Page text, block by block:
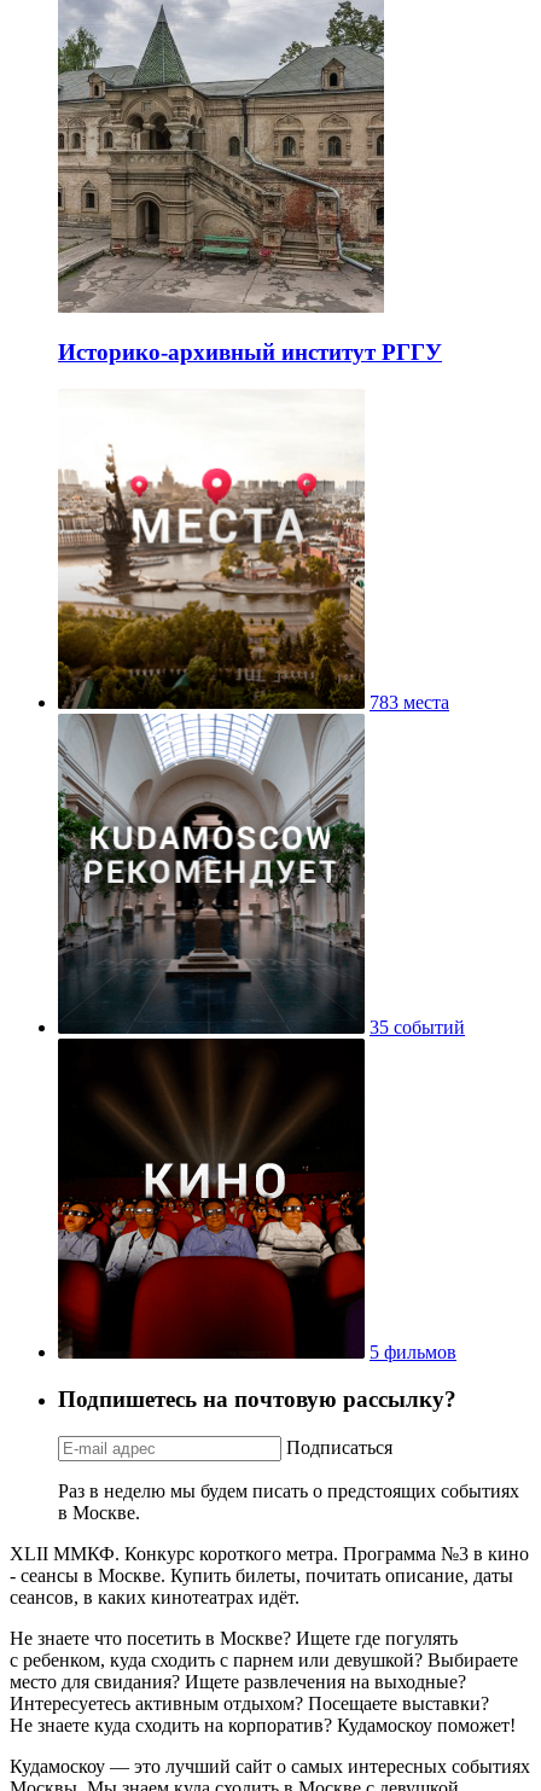
Историко-архивный институт РГГУ
783 места
35 событий
5 фильмов
Подпишетесь на почтовую рассылку?
Подписаться
Раз в неделю мы будем писать о предстоящих событиях
в Москве.
XLII ММКФ. Конкурс короткого метра. Программа №3 в кино
- сеансы в Москве. Купить билеты, почитать описание, даты
сеансов, в каких кинотеатрах идёт.
Не знаете что посетить в Москве? Ищете где погулять
с ребенком, куда сходить с парнем или девушкой? Выбираете
место для свидания? Ищете развлечения на выходные?
Интересуетесь активным отдыхом? Посещаете выставки?
Не знаете куда сходить на корпоратив? Кудамоскоу поможет!
Кудамоскоу — это лучший сайт о самых интересных событиях